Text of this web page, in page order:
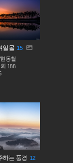
일몰 15
동철
188
하는 풍경 12